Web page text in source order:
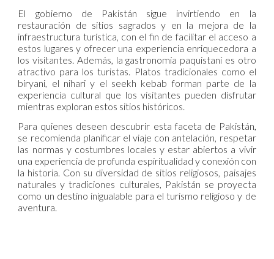
El gobierno de Pakistán sigue invirtiendo en la
restauración de sitios sagrados y en la mejora de la
infraestructura turística, con el fin de facilitar el acceso a
estos lugares y ofrecer una experiencia enriquecedora a
los visitantes. Además, la gastronomía paquistaní es otro
atractivo para los turistas. Platos tradicionales como el
biryani, el nihari y el seekh kebab forman parte de la
experiencia cultural que los visitantes pueden disfrutar
mientras exploran estos sitios históricos.
Para quienes deseen descubrir esta faceta de Pakistán,
se recomienda planificar el viaje con antelación, respetar
las normas y costumbres locales y estar abiertos a vivir
una experiencia de profunda espiritualidad y conexión con
la historia. Con su diversidad de sitios religiosos, paisajes
naturales y tradiciones culturales, Pakistán se proyecta
como un destino inigualable para el turismo religioso y de
aventura.